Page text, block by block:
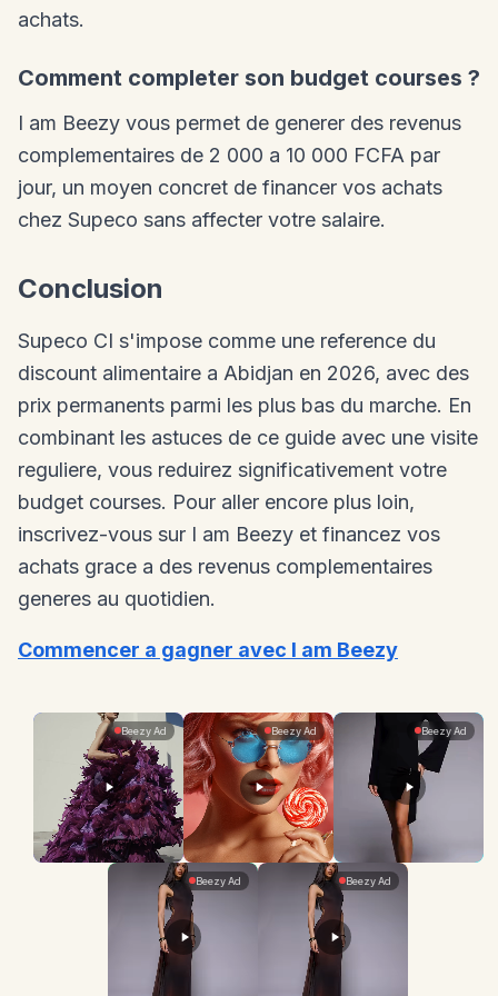
achats.
Comment completer son budget courses ?
I am Beezy vous permet de generer des revenus
complementaires de 2 000 a 10 000 FCFA par
jour, un moyen concret de financer vos achats
chez Supeco sans affecter votre salaire.
Conclusion
Supeco CI s'impose comme une reference du
discount alimentaire a Abidjan en 2026, avec des
prix permanents parmi les plus bas du marche. En
combinant les astuces de ce guide avec une visite
reguliere, vous reduirez significativement votre
budget courses. Pour aller encore plus loin,
inscrivez-vous sur I am Beezy et financez vos
achats grace a des revenus complementaires
generes au quotidien.
Commencer a gagner avec I am Beezy